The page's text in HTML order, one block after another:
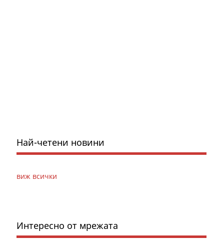
Най-четени новини
виж всички
Интересно от мрежата